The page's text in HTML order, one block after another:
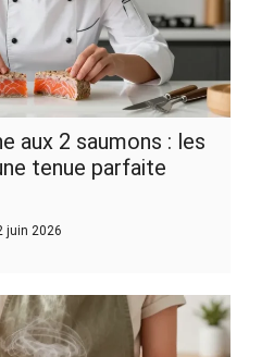
aux 2 saumons : les
tenue parfaite
juin 2026